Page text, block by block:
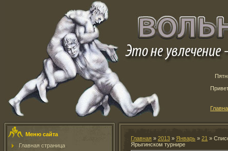
Меню сайта
Главная страница
Главная » 2013 » Январь » 21 »
Ярыгинском турнире